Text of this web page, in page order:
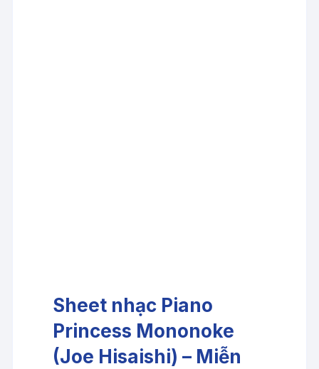
Sheet nhạc Piano
Princess Mononoke
(Joe Hisaishi) – Miễn